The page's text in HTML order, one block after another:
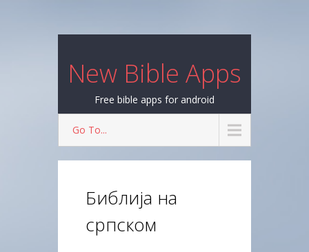
New Bible Apps
Free bible apps for android
Go To...
Библија на
српском